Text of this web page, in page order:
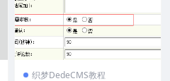
织梦DedeCMS教程